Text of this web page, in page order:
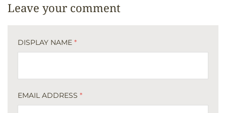
Leave your comment
DISPLAY NAME *
EMAIL ADDRESS *